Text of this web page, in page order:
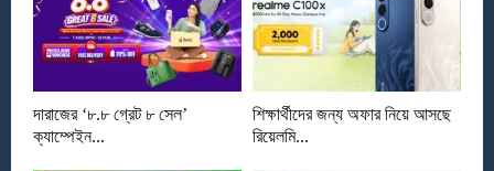
দারাজের ‘৮.৮ গ্রেট ৮ সেল’
ক্যাম্পেইন...
শিক্ষার্থীদের জন্য অফার নিয়ে আসছে
রিয়েলমি...